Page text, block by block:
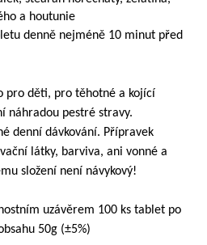
a houtunie
denně nejméně 10 minut před
pro děti, pro těhotné a kojící
náhradou pestré stravy.
denní dávkování. Přípravek
látky, barviva, ani vonné a
složení není návykový!
uzávěrem 100 ks tablet po
50g (±5%)